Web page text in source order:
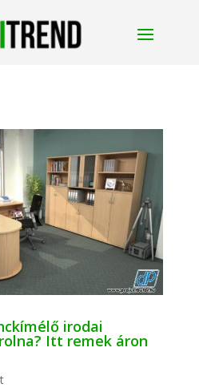
irodai
Itt remek áron